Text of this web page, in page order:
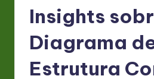
Insights
Diagrama
Estrutura